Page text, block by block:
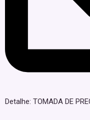
Detalhe: TOMADA DE